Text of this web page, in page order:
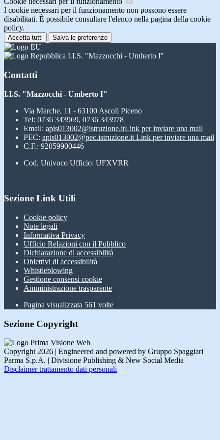
I cookie necessari per il funzionamento non possono essere
disabilitati. È possibile consultare l'elenco nella pagina della cookie
policy.
Accetta tutti Salva le preferenze
I.I.S. "Mazzocchi - Umberto I"
Contatti
I.I.S. "Mazzocchi - Umberto I"
Via Marche, 11 - 63100 Ascoli Piceno
Tel: 0736 343969, 0736 343978
Email: apis013002@istruzione.itLink per inviare una mail
PEC: apis013002@pec.istruzione.it Link per inviare una mail
C.F.: 92059900446
Cod. Univoco Ufficio: UFXVRR
Sezione Link Utili
Cookie policy
Note legali
Informativa Privacy
Ufficio Relazioni con il Pubblico
Dichiarazione di accessibilità
Obiettivi di accessibilità
Whistleblowing
Gestione consensi cookie
Amministrazione trasparente
Pagina visualizzata 561 volte
Sezione Copyright
Copyright 2026 | Engineered and powered by Gruppo Spaggiari
Parma S.p.A. | Divisione Publishing & New Social Media
Disclaimer trattamento dati personali